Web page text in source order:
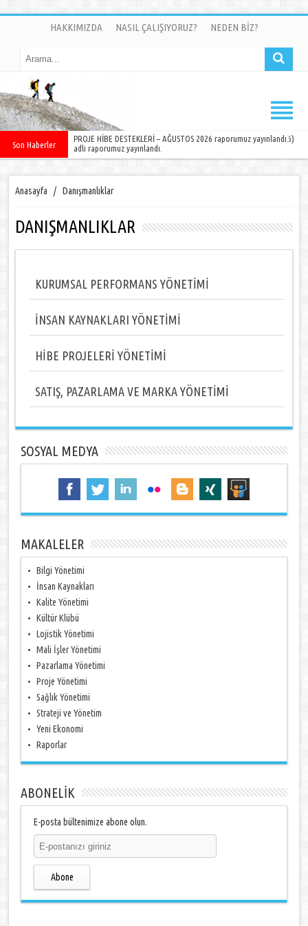
HAKKIMIZDA NASIL ÇALIŞIYORUZ? NEDEN BİZ?
Son Haberler
DÜNYA ÜLKELERİNDE NELER OLUYOR ? SAYI 11 (OCAK-MAYIS 2026)
adlı raporumuz yayınlandı.
PROJE HİBE DESTEKLERİ – AĞUSTOS 2026 raporumuz yayınlandı.
Anasayfa / Danışmanlıklar
DANIŞMANLIKLAR
KURUMSAL PERFORMANS YÖNETİMİ
İNSAN KAYNAKLARI YÖNETİMİ
HİBE PROJELERİ YÖNETİMİ
SATIŞ, PAZARLAMA VE MARKA YÖNETİMİ
SOSYAL MEDYA
MAKALELER
Bilgi Yönetimi
İnsan Kaynakları
Kalite Yönetimi
Kültür Klübü
Lojistik Yönetimi
Mali İşler Yönetimi
Pazarlama Yönetimi
Proje Yönetimi
Sağlık Yönetimi
Strateji ve Yönetim
Yeni Ekonomi
Raporlar
ABONELİK
E-posta bültenimize abone olun.
Abone